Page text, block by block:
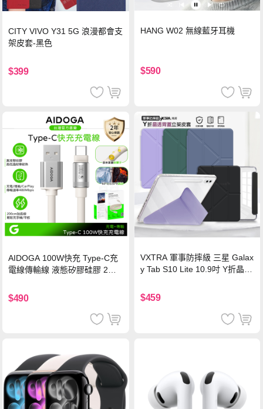
CITY VIVO Y31 5G 浪漫都會支
架皮套-黑色
$399
HANG W02 無線藍牙耳機
$590
AIDOGA 100W快充 Type-C充
電線傳輸線 液態矽膠硅膠 2M
$490
VXTRA 軍事防摔級 三星 Galax
y Tab S10 Lite 10.9吋 Y折晶透
$459